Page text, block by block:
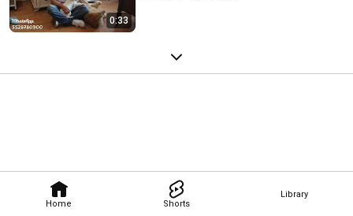
Home Shorts
Library
0:33